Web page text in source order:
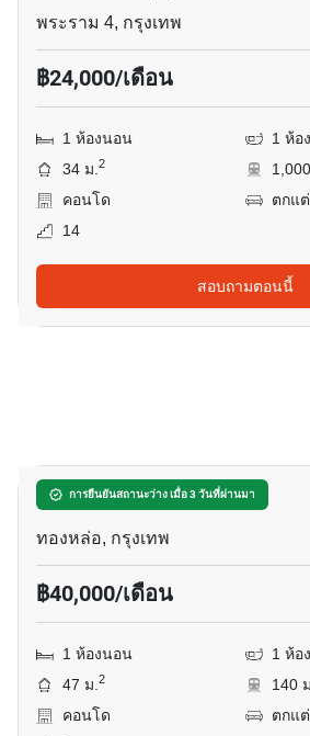
พระราม 4, กรุงเทพ
฿24,000/เดือน
1 ห้องนอน
1 ห้อ
34 ม.2
คอนโด
ตกแ
14
สอบถามตอนนี้
การยืนยันสถานะว่าง เมื่อ 3 วันที่ผ่านมา
โนเบิล รีมิกซ์
ทองหล่อ, กรุงเทพ
฿40,000/เดือน
1 ห้องนอน
1 ห้อ
47 ม.2
140
คอนโด
ตกแ